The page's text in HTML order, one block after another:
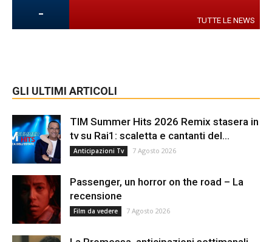
- TUTTE LE NEWS
GLI ULTIMI ARTICOLI
TIM Summer Hits 2026 Remix stasera in
tv su Rai1: scaletta e cantanti del...
Anticipazioni Tv 7 Agosto 2026
Passenger, un horror on the road – La
recensione
Film da vedere 7 Agosto 2026